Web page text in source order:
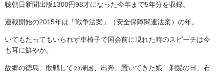
聴朝日新聞出版1300円98才になった今年まで5年分を収録。
連載開始の2015年は「戦争法案」（安全保障関連法案）の年。
いてもたってもいられず車椅子で国会前に現れた時のスピーチは今
も耳に鮮やか。
故郷の徳島、敗戦しての帰国、出奔、置いてきた娘、剃髪の日、石